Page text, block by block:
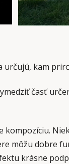
kam
časť
môžu dobre
krásne